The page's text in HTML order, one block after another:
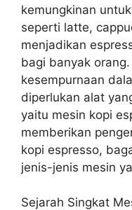
kemungkinan
seperti latte,
menjadikan
bagi banyak
kesempurnaan
diperlukan alat
yaitu mesin kopi
memberikan
kopi espresso,
jenis-jenis mesin
Sejarah Singkat